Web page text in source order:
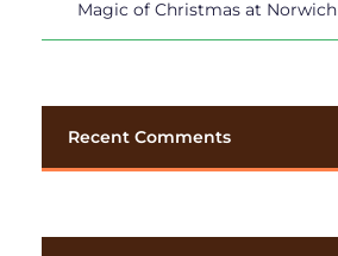
Magic of Christmas at Norwich
Recent Comments